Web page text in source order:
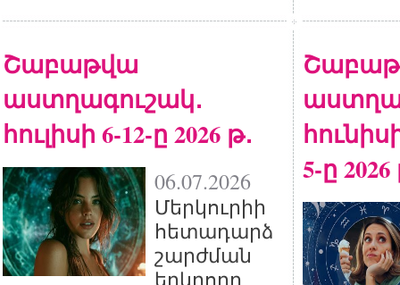
Շաբաթվա
աստղագուշակ․
հուլիսի 6-12-ը 2026 թ․
06.07.2026
Մերկուրիի
հետադարձ
շարժման
երկրորդ
5-ը 2026